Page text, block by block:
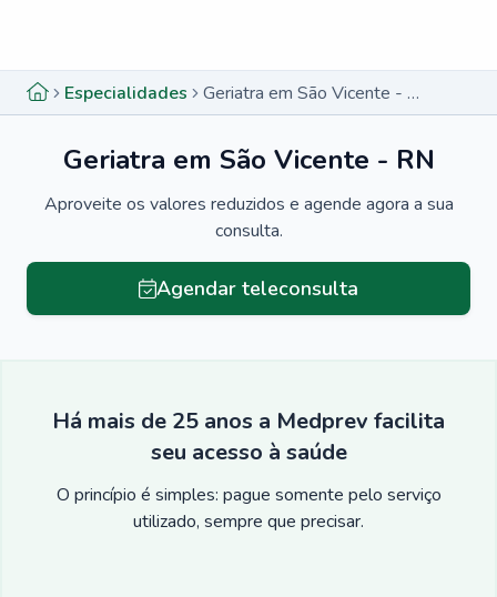
Especialidades Geriatra em São Vicente - RN
Geriatra em São Vicente - RN
Aproveite os valores reduzidos e agende agora a sua
consulta.
Agendar teleconsulta
Há mais de 25 anos a Medprev facilita
seu acesso à saúde
O princípio é simples: pague somente pelo serviço
utilizado, sempre que precisar.